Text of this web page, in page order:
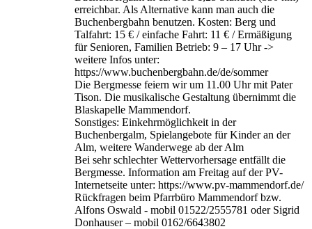
erreichbar. Als Alternative kann man auch die
Buchenbergbahn benutzen. Kosten: Berg und
Talfahrt: 15 € / einfache Fahrt: 11 € / Ermäßigung
für Senioren, Familien Betrieb: 9 – 17 Uhr ->
weitere Infos unter:
https://www.buchenbergbahn.de/de/sommer
Die Bergmesse feiern wir um 11.00 Uhr mit Pater
Tison. Die musikalische Gestaltung übernimmt die
Blaskapelle Mammendorf.
Sonstiges: Einkehrmöglichkeit in der
Buchenbergalm, Spielangebote für Kinder an der
Alm, weitere Wanderwege ab der Alm
Bei sehr schlechter Wettervorhersage entfällt die
Bergmesse. Information am Freitag auf der PV-
Internetseite unter: https://www.pv-mammendorf.de/
Rückfragen beim Pfarrbüro Mammendorf bzw.
Alfons Oswald - mobil 01522/2555781 oder Sigrid
Donhauser – mobil 0162/6643802